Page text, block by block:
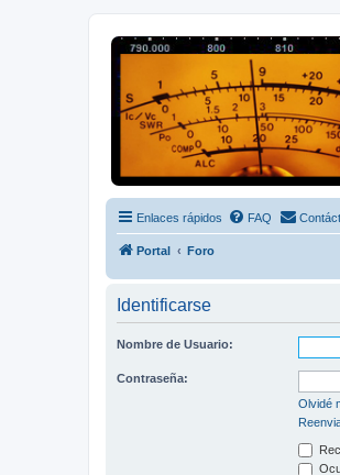
Radio Frecuencias
Foro de Radio Frecuencias
Enlaces rápidos FAQ
Portal Foro
Identificarse
Nombre de Usuario:
Contraseña:
Olvidé